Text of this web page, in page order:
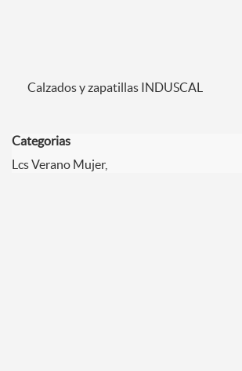
Calzados y zapatillas INDUSCAL
Categorias
Lcs Verano Mujer,